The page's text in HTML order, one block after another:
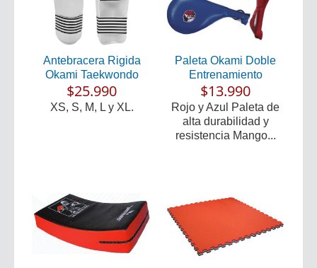
Antebracera Rigida
Okami Taekwondo
$25.990
XS, S, M, L y XL.
Paleta Okami Doble
Entrenamiento
$13.990
Rojo y Azul Paleta de
alta durabilidad y
resistencia Mango...